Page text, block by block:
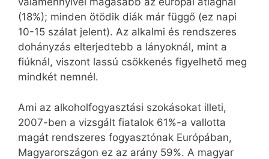
(18%); minden ötödik diák már függő (ez napi
10-15 szálat jelent). Az alkalmi és rendszeres
dohányzás elterjedtebb a lányoknál, mint a
fiúknál, viszont lassú csökkenés figyelhető meg
mindkét nemnél.
Ami az alkoholfogyasztási szokásokat illeti,
2007-ben a vizsgált fiatalok 61%-a vallotta
magát rendszeres fogyasztónak Európában,
Magyarországon ez az arány 59%. A magyar